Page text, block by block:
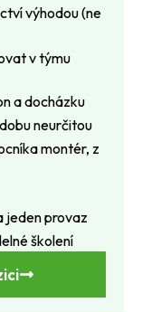
výhodou (ne
v týmu
a docházku
neurčitou
montér, z
jeden provaz
školení